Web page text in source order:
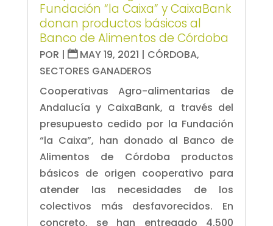
Fundación “la Caixa” y CaixaBank
donan productos básicos al
Banco de Alimentos de Córdoba
POR | MAY 19, 2021 | CÓRDOBA,
SECTORES GANADEROS
Cooperativas Agro-alimentarias de
Andalucía y CaixaBank, a través del
presupuesto cedido por la Fundación
“la Caixa”, han donado al Banco de
Alimentos de Córdoba productos
básicos de origen cooperativo para
atender las necesidades de los
colectivos más desfavorecidos. En
concreto, se han entregado 4.500